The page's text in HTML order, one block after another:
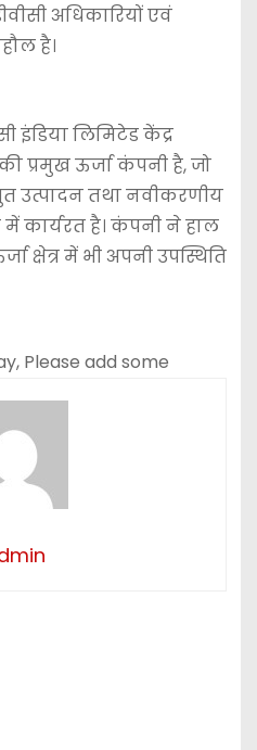
अधिकारियों एवं
है।
लिमिटेड केंद्र
प्रमुख ऊर्जा कंपनी है, जो
उत्पादन तथा नवीकरणीय
में कार्यरत है। कंपनी ने हाल
क्षेत्र में भी अपनी उपस्थिति
Please add some